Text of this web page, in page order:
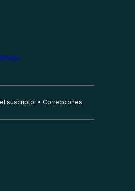
suscriptor Correcciones